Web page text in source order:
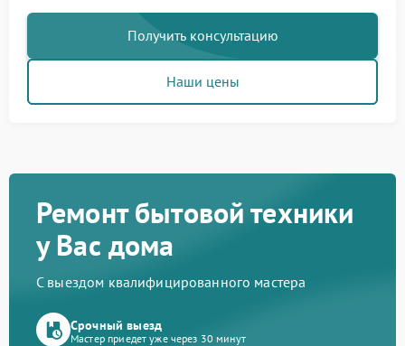
Получить консультацию
Наши цены
Ремонт бытовой техники
у Вас дома
С выездом квалифицированного мастера
Срочный выезд
Мастер приедет уже через 30 минут